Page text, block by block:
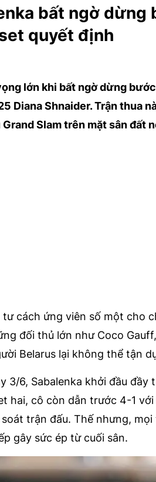
bất ngờ dừng
quyết định
lớn khi bất ngờ dừng
Diana Shnaider. Trận thua
Slam trên mặt sân đất
cách ứng viên số một cho
đối thủ lớn như Coco
Belarus lại không thể tận
3/6, Sabalenka khởi đầu
hai, cô còn dẫn trước 4-1
trận đấu. Thế nhưng,
gây sức ép từ cuối sân.